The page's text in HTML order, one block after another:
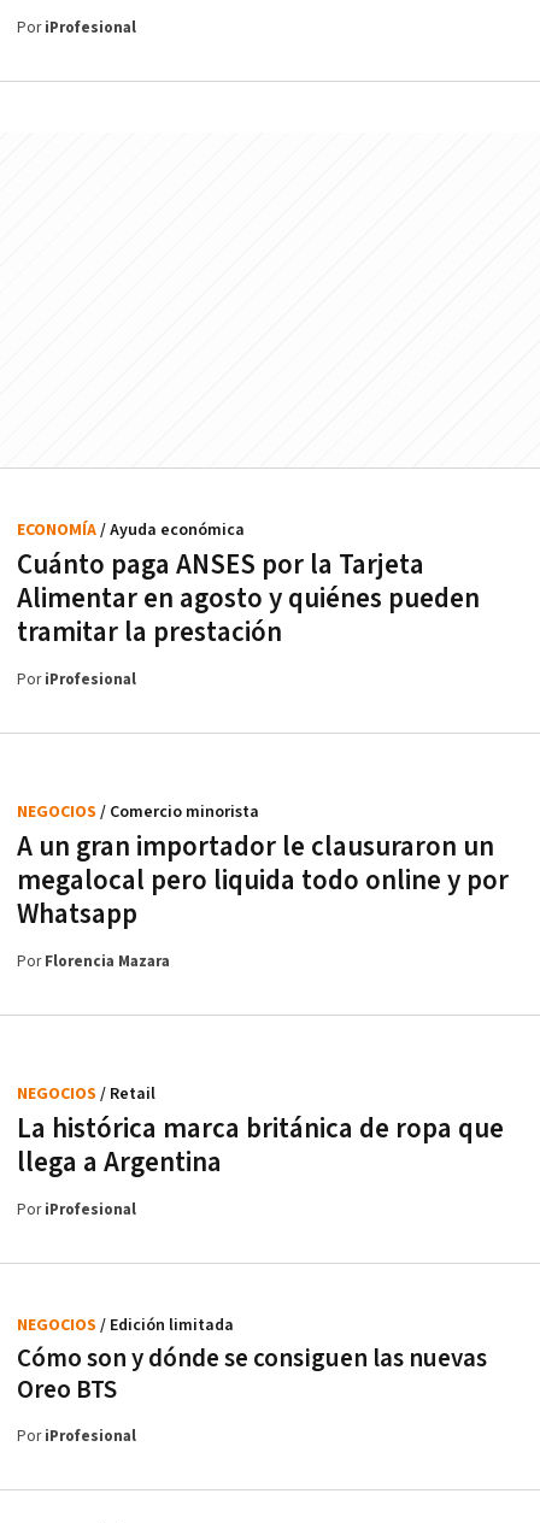
PoriProfesional
Cuánto paga ANSES por la Tarjeta
Alimentar en agosto y quiénes pueden
tramitar la prestación
ECONOMÍA/ Ayuda económica
PoriProfesional
A un gran importador le clausuraron un
megalocal pero liquida todo online y por
Whatsapp
NEGOCIOS / Comercio minorista
PorFlorencia Mazara
La histórica marca británica de ropa que
llega a Argentina
NEGOCIOS / Retail
PoriProfesional
Cómo son y dónde se consiguen las nuevas
Oreo BTS
NEGOCIOS / Edición limitada
PoriProfesional